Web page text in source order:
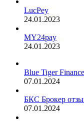
LucPey
24.01.2023
MY24pay
24.01.2023
Blue Tiger
07.01.2024
БКС Брокер
07.01.2024